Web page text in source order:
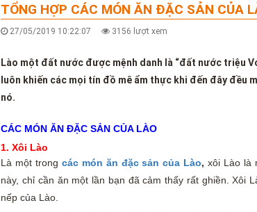
TỔNG HỢP CÁC MÓN ĂN ĐẶC SẢN CỦA
27/05/2019 10:22:07 3156 lượt xem
Lào một đất nước được mệnh danh là “đất nước triệu
luôn khiến các mọi tín đồ mê ẩm thực khi đến đây đều
nó.
CÁC MÓN ĂN ĐẶC SẢN CỦA LÀO
1. Xôi Lào
Là một trong các món ăn đặc sản của Lào,xôi Lào là
này, chỉ cần ăn một lần bạn đã cảm thấy rất ghiền. Xôi
nếp của Lào.